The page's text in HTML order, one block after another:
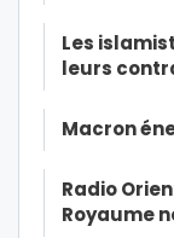
Les
leurs
Macron
Radio
Royaume